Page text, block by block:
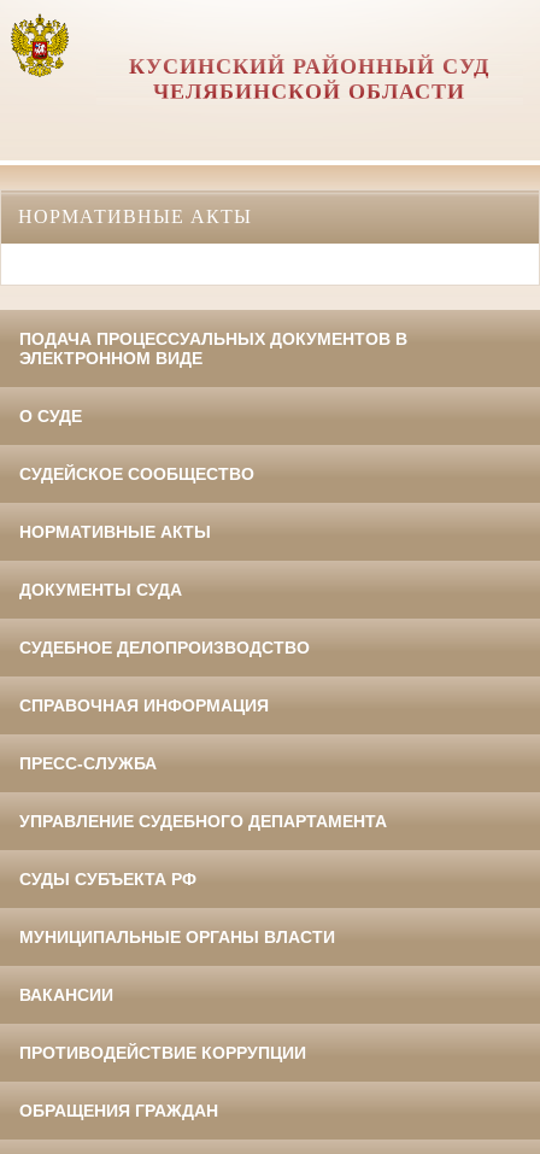
КУСИНСКИЙ РАЙОННЫЙ СУД
ЧЕЛЯБИНСКОЙ ОБЛАСТИ
НОРМАТИВНЫЕ АКТЫ
ПОДАЧА ПРОЦЕССУАЛЬНЫХ ДОКУМЕНТОВ В
ЭЛЕКТРОННОМ ВИДЕ
О СУДЕ
СУДЕЙСКОЕ СООБЩЕСТВО
НОРМАТИВНЫЕ АКТЫ
ДОКУМЕНТЫ СУДА
СУДЕБНОЕ ДЕЛОПРОИЗВОДСТВО
СПРАВОЧНАЯ ИНФОРМАЦИЯ
ПРЕСС-СЛУЖБА
УПРАВЛЕНИЕ СУДЕБНОГО ДЕПАРТАМЕНТА
СУДЫ СУБЪЕКТА РФ
МУНИЦИПАЛЬНЫЕ ОРГАНЫ ВЛАСТИ
ВАКАНСИИ
ПРОТИВОДЕЙСТВИЕ КОРРУПЦИИ
ОБРАЩЕНИЯ ГРАЖДАН